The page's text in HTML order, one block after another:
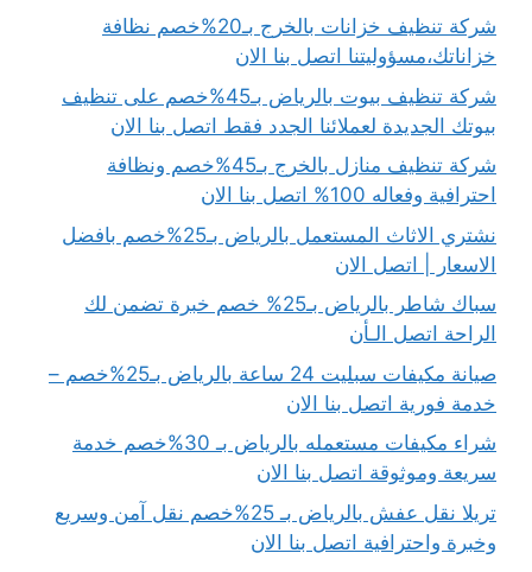
شركة تنظيف خزانات بالخرج بـ20%خصم نظافة
خزاناتك،مسؤوليتنا اتصل بنا الان
شركة تنظيف بيوت بالرياض بـ45%خصم على تنظيف
بيوتك الجديدة لعملائنا الجدد فقط اتصل بنا الان
شركة تنظيف منازل بالخرج بـ45%خصم ونظافة
احترافية وفعاله 100% اتصل بنا الان
نشتري الاثاث المستعمل بالرياض بـ25%خصم بافضل
الاسعار | اتصل الان
سباك شاطر بالرياض بـ25% خصم خبرة تضمن لك
الراحة اتصل الـأن
صيانة مكيفات سبليت 24 ساعة بالرياض بـ25%خصم –
خدمة فورية اتصل بنا الان
شراء مكيفات مستعمله بالرياض بـ 30%خصم خدمة
سريعة وموثوقة اتصل بنا الان
تريلا نقل عفش بالرياض بـ 25%خصم نقل آمن وسريع
وخبرة واحترافية اتصل بنا الان